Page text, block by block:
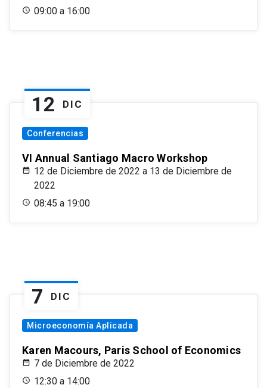
09:00 a 16:00
12 DIC
Conferencias
VI Annual Santiago Macro Workshop
12 de Diciembre de 2022 a 13 de Diciembre de
2022
08:45 a 19:00
7 DIC
Microeconomía Aplicada
Karen Macours, Paris School of Economics
7 de Diciembre de 2022
12:30 a 14:00